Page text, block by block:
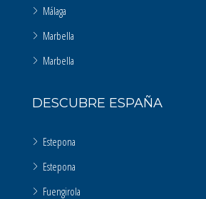
Málaga
Marbella
Marbella
DESCUBRE ESPAÑA
Estepona
Estepona
Fuengirola